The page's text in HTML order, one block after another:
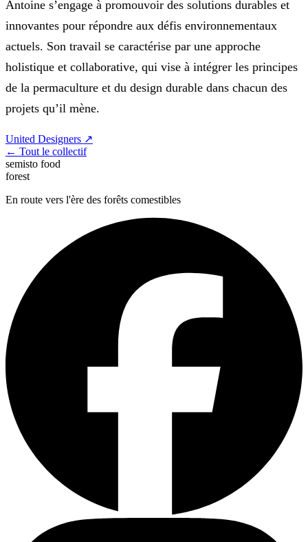
Antoine s’engage à promouvoir des solutions durables et
innovantes pour répondre aux défis environnementaux
actuels. Son travail se caractérise par une approche
holistique et collaborative, qui vise à intégrer les principes
de la permaculture et du design durable dans chacun des
projets qu’il mène.
United Designers ↗
← Tout le collectif
semisto food
forest
En route vers l'ère des forêts comestibles